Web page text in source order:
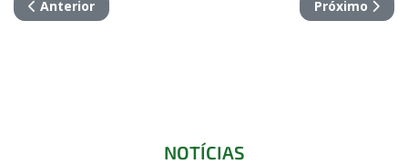
Artigo anterior: Escola do Futuro de Goiás: capacitando
Anterior Próximo
Próximo
NOTÍCIAS